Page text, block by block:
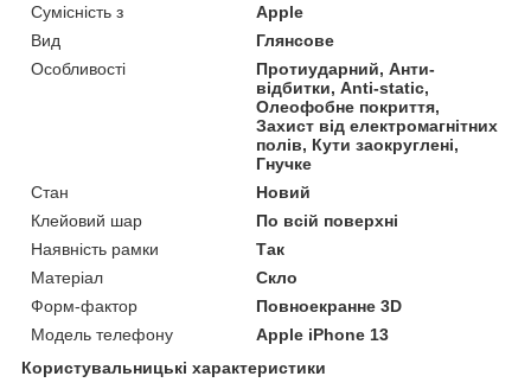
Сумісність з
Apple
Вид
Глянсове
Особливості
Протиударний, Анти-
відбитки, Anti-static,
Олеофобне покриття,
Захист від електромагнітних
полів, Кути заокруглені,
Гнучке
Стан
Новий
Клейовий шар
По всій поверхні
Наявність рамки
Так
Матеріал
Скло
Форм-фактор
Повноекранне 3D
Модель телефону
Apple iPhone 13
Користувальницькі характеристики